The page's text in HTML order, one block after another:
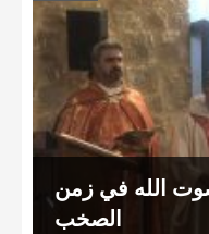
صوت الله في زمن
الصخب